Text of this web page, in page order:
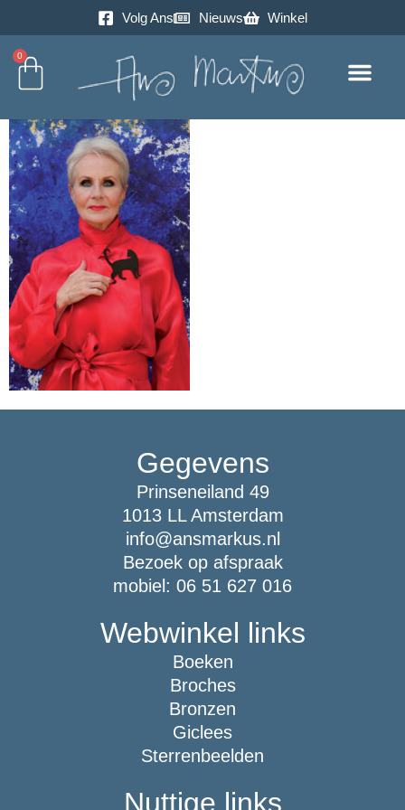
Volg Ans Nieuws Winkel
0
Gegevens
Prinseneiland 49
1013 LL Amsterdam
info@ansmarkus.nl
Bezoek op afspraak
mobiel: 06 51 627 016
Webwinkel links
Boeken
Broches
Bronzen
Giclees
Sterrenbeelden
Nuttige links